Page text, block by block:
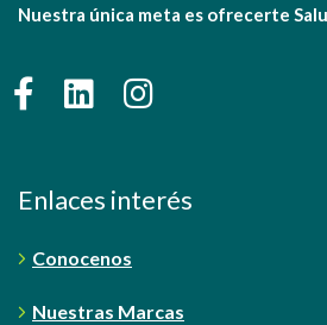
Nuestra única meta es ofrecerte
Enlaces interés
Conocenos
Nuestras Marcas